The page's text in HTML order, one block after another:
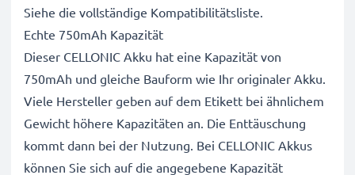
Siehe die vollständige Kompatibilitätsliste.
Echte 750mAh Kapazität
Dieser CELLONIC Akku hat eine Kapazität von
750mAh und gleiche Bauform wie Ihr originaler Akku.
Viele Hersteller geben auf dem Etikett bei ähnlichem
Gewicht höhere Kapazitäten an. Die Enttäuschung
kommt dann bei der Nutzung. Bei CELLONIC Akkus
können Sie sich auf die angegebene Kapazität